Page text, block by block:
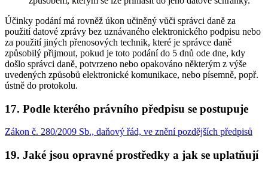
Účinky podání má rovněž úkon učiněný vůči správci daně za
použití datové zprávy bez uznávaného elektronického podpisu nebo
za použití jiných přenosových technik, které je správce daně
způsobilý přijmout, pokud je toto podání do 5 dnů ode dne, kdy
došlo správci daně, potvrzeno nebo opakováno některým z výše
uvedených způsobů elektronické komunikace, nebo písemně, popř.
ústně do protokolu.
17. Podle kterého právního předpisu se postupuje
Zákon č. 280/2009 Sb., daňový řád, ve znění pozdějších předpisů
19. Jaké jsou opravné prostředky a jak se uplatňují